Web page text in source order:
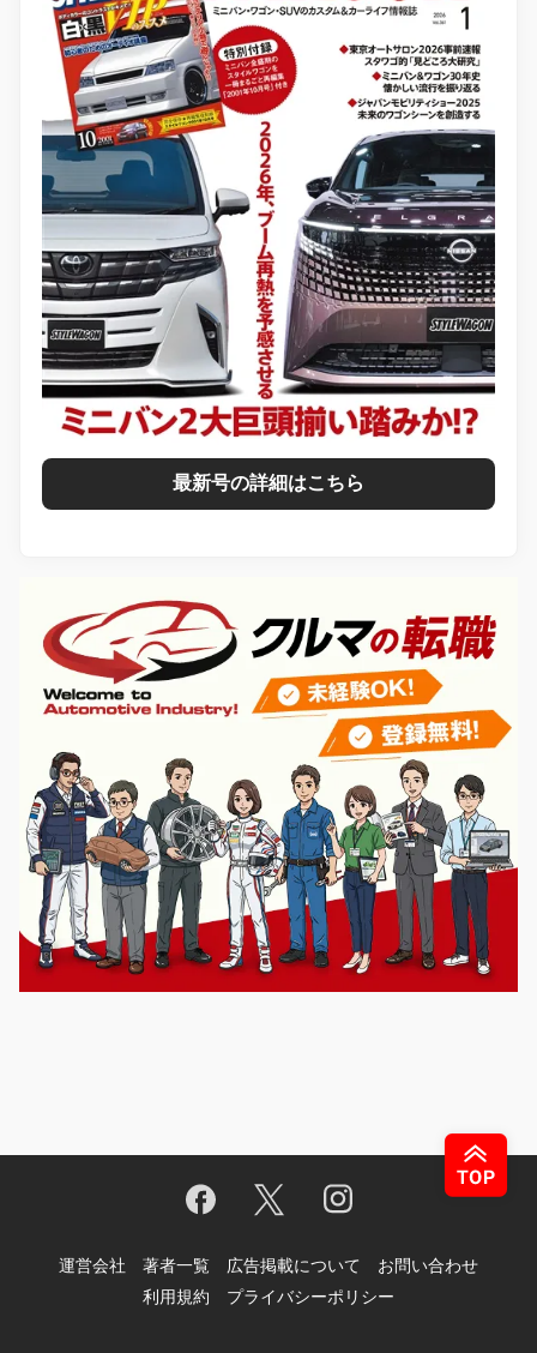
最新号の詳細はこちら
運営会社 著者一覧 広告掲載について
お問い合わせ
利用規約
プライバシーポリシー